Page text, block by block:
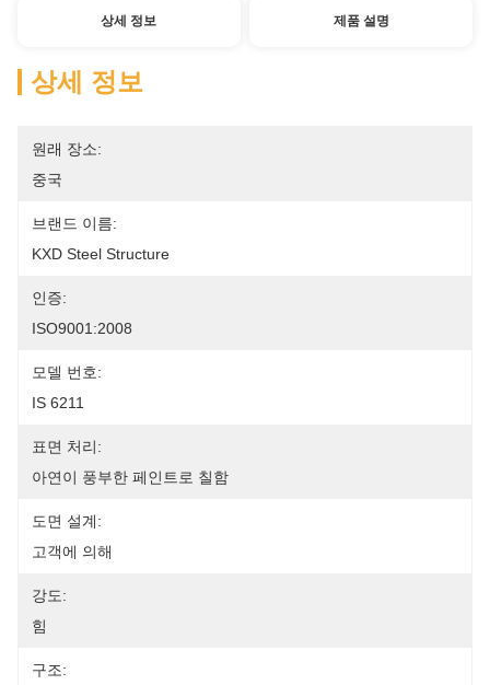
상세 정보 제품 설명
상세 정보
원래 장소:
중국
브랜드 이름:
KXD Steel Structure
인증:
ISO9001:2008
모델 번호:
IS 6211
표면 처리:
아연이 풍부한 페인트로 칠함
도면 설계:
고객에 의해
강도:
힘
구조: